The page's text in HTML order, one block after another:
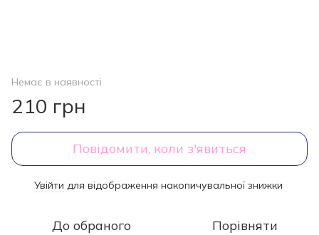
Немає в наявності
210 грн
Повідомити, коли з'явиться
Увійти для відображення накопичувальної знижки
До обраного Порівняти